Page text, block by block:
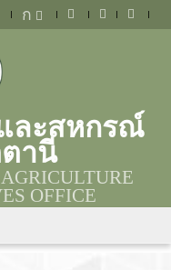
ก
ละสหกรณ์
านี
OFFICE